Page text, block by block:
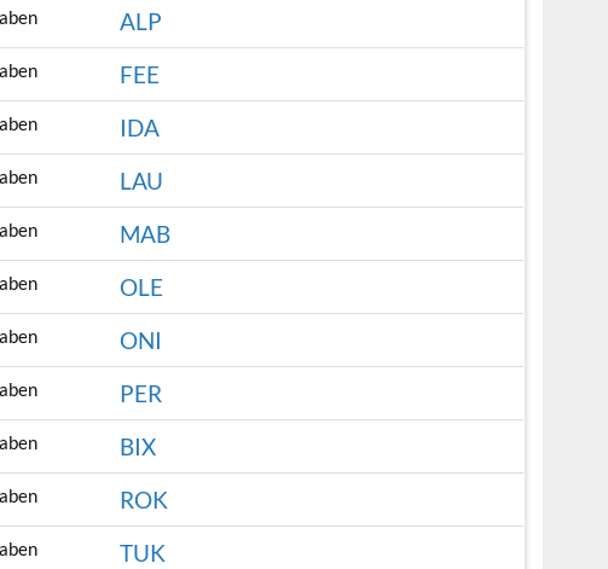
ALP
FEE
IDA
LAU
MAB
OLE
ONI
PER
BIX
ROK
TUK